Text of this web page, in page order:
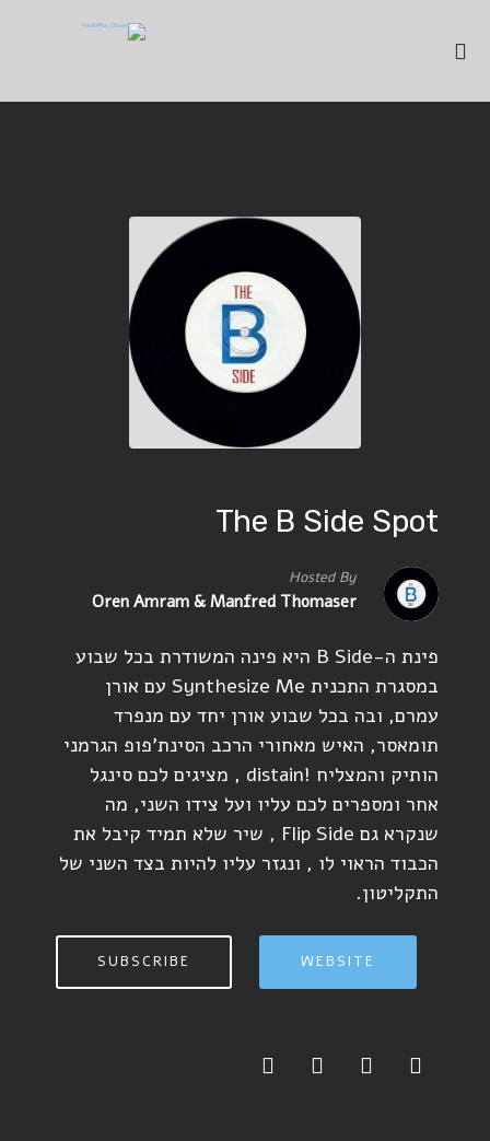
The B Side Spot
Hosted By
Oren Amram & Manfred Thomaser
פינת ה-B Side היא פינה המשודרת בכל שבוע
במסגרת התכנית Synthesize Me עם אורן
עמרם, ובה בכל שבוע אורן יחד עם מנפרד
תומאסר, האיש מאחורי הרכב הסינת'פופ הגרמני
הותיק והמצליח !distain , מציגים לכם סינגל
אחר ומספרים לכם עליו ועל צידו השני, מה
שנקרא גם Flip Side , שיר שלא תמיד קיבל את
הכבוד הראוי לו , ונגזר עליו להיות בצד השני של
התקליטון.
WEBSITE
SUBSCRIBE